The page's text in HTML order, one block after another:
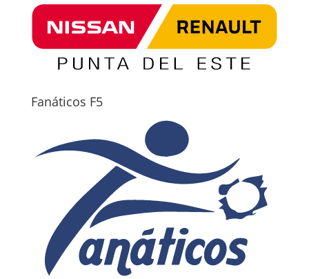
Fanáticos F5